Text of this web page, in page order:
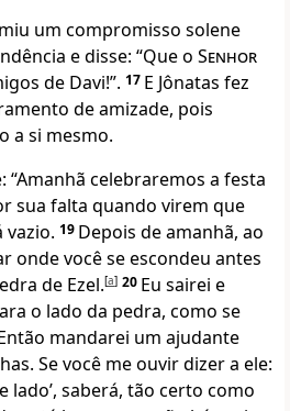
um compromisso solene
e disse: “Que o Senhor
de Davi!”. 17 E Jônatas fez
de amizade, pois
a si mesmo.
“Amanhã celebraremos a festa
sua falta quando virem que
vazio. 19 Depois de amanhã, ao
onde você se escondeu antes
de Ezel.[a] 20 Eu sairei e
o lado da pedra, como se
mandarei um ajudante
Se você me ouvir dizer a ele:
lado’, saberá, tão certo como